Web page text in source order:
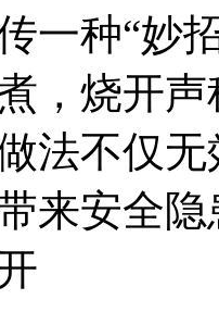
一种“妙
，烧开
法不仅
来安全